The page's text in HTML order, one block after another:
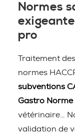
Normes
pro
Traitement
normes
subventions
Gastro Norme
vétérinaire…
validation de